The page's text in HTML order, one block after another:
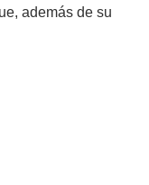
además de su